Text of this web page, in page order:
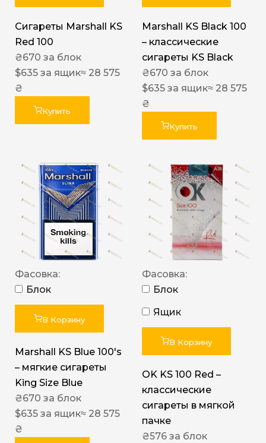
Сигареты Marshall KS
Red 100
₴670 за блок
$635 за ящик≈ 28 575
₴
Купить
Marshall KS Black 100
– классические
сигареты KS Black
₴670 за блок
$635 за ящик≈ 28 575
₴
Купить
Фасовка:
Блок
В Корзину
Marshall KS Blue 100's
– мягкие сигареты
King Size Blue
₴670 за блок
$635 за ящик≈ 28 575
₴
Фасовка:
Блок
Ящик
В Корзину
OK KS 100 Red –
классические
сигареты в мягкой
пачке
₴576 за блок